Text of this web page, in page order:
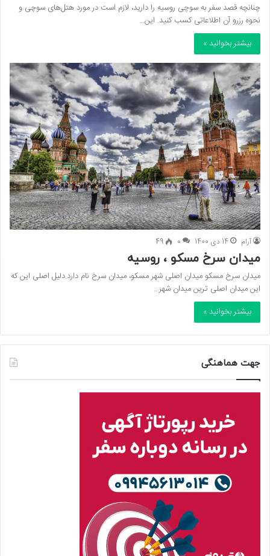
چنانچه قصد سفر به سوچی روسیه را دارید، لازم است در مورد هتل‌های سوچی و
نحوه رزرو آن اطلاعاتی کسب کنید. این…
بیشتر بخوانید »
آرام 14 دی 1400 0
49
میدان سرخ مسکو ، روسیه
میدان سرخ مسکو میدان اصلی شهر مسکو، میدان سرخ نام دارد.دلیل اصلی این که
این میدان اصلی ترین میدان شهر…
بیشتر بخوانید »
جهت هماهنگی